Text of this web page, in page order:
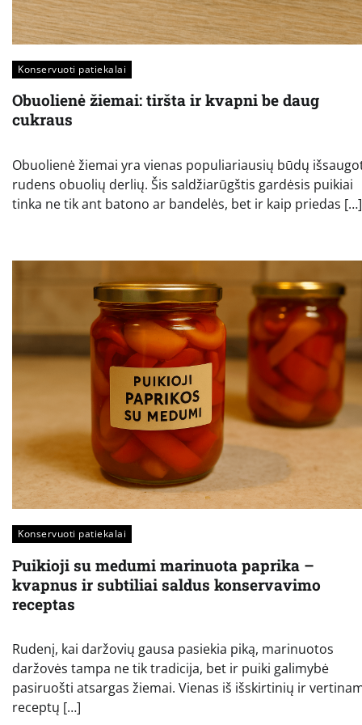
Konservuoti patiekalai
Obuolienė žiemai: tiršta ir kvapni be daug
cukraus
Obuolienė žiemai yra vienas populiariausių būdų
rudens obuolių derlių. Šis saldžiarūgštis gardėsis puikiai
tinka ne tik ant batono ar bandelės, bet ir kaip priedas […]
Konservuoti patiekalai
Puikioji su medumi marinuota paprika –
kvapnus ir subtiliai saldus konservavimo
receptas
Rudenį, kai daržovių gausa pasiekia piką, marinuotos
daržovės tampa ne tik tradicija, bet ir puiki galimybė
pasiruošti atsargas žiemai. Vienas iš išskirtinių ir
receptų […]